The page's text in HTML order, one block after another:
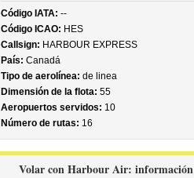
Código IATA: --
Código ICAO: HES
Callsign: HARBOUR EXPRESS
País: Canadá
Tipo de aerolínea: de linea
Dimensión de la flota: 55
Aeropuertos servidos: 10
Número de rutas: 16
Volar con Harbour Air: información